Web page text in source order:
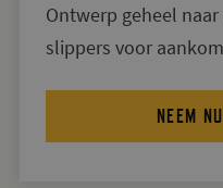
Ontwerp geheel
slippers voor
NEEM